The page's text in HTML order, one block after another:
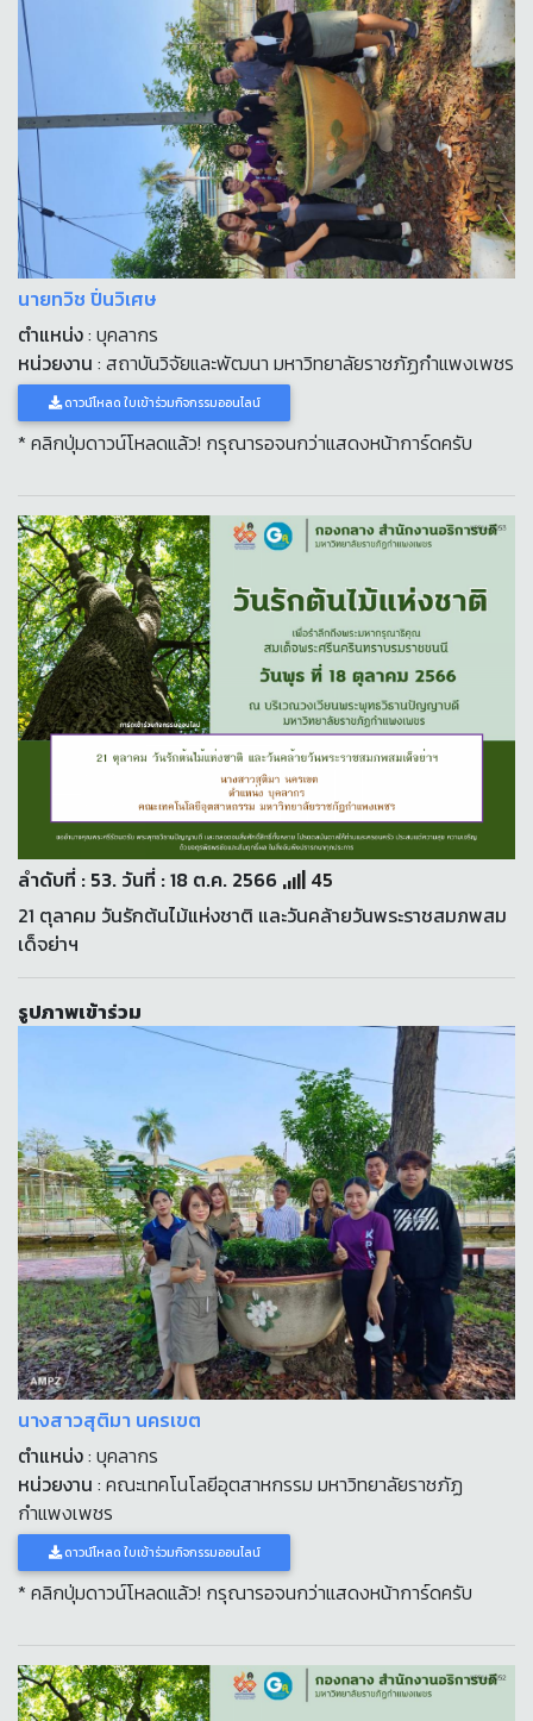
นายทวิช ปิ่นวิเศษ
ตำแหน่ง: บุคลากร
หน่วยงาน : สถาบันวิจัยและพัฒนา มหาวิทยาลัยราชภัฏกำแพงเพชร
ดาวน์โหลด ใบเข้าร่วมกิจกรรมออนไลน์
* คลิกปุ่มดาวน์โหลดแล้ว! กรุณารอจนกว่าแสดงหน้าการ์ดครับ
ลำดับที่ : 53. วันที่ : 18 ต.ค. 2566
45
21 ตุลาคม วันรักต้นไม้แห่งชาติ และวันคล้ายวันพระราชสมภพสม
เด็จย่าฯ
รูปภาพเข้าร่วม
นางสาวสุติมา นครเขต
ตำแหน่ง: บุคลากร
หน่วยงาน : คณะเทคโนโลยีอุตสาหกรรม มหาวิทยาลัยราชภัฏ
กำแพงเพชร
ดาวน์โหลด ใบเข้าร่วมกิจกรรมออนไลน์
* คลิกปุ่มดาวน์โหลดแล้ว! กรุณารอจนกว่าแสดงหน้าการ์ดครับ